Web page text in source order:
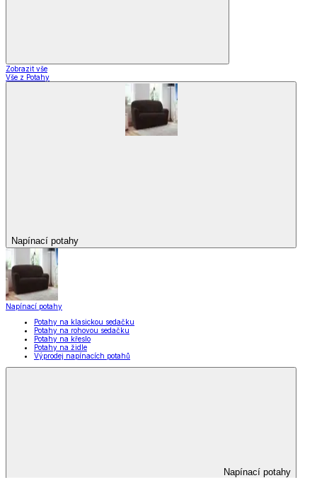
Zobrazit vše
Vše z Potahy
Napínací potahy
Napínací potahy
Potahy na klasickou sedačku
Potahy na rohovou sedačku
Potahy na křeslo
Potahy na židle
Výprodej napínacích potahů
Napínací potahy